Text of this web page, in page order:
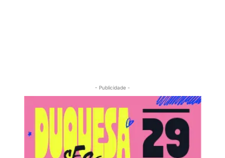
- Publicidade -